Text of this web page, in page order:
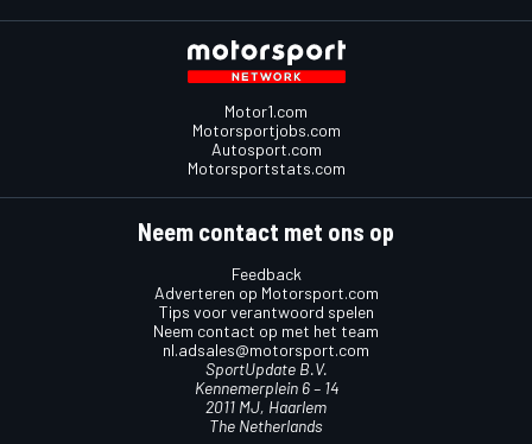
Motor1.com
Motorsportjobs.com
Autosport.com
Motorsportstats.com
Neem contact met ons op
Feedback
Adverteren op Motorsport.com
Tips voor verantwoord spelen
Neem contact op met het team
nl.adsales@motorsport.com
SportUpdate B.V.
Kennemerplein 6 – 14
2011 MJ, Haarlem
The Netherlands